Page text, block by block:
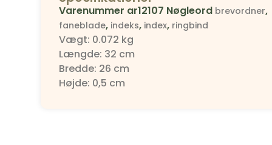
Varenummer ar12107 Nøgleord brevordner,
faneblade, indeks, index, ringbind
Vægt: 0.072 kg
Længde: 32 cm
Bredde: 26 cm
Højde: 0,5 cm